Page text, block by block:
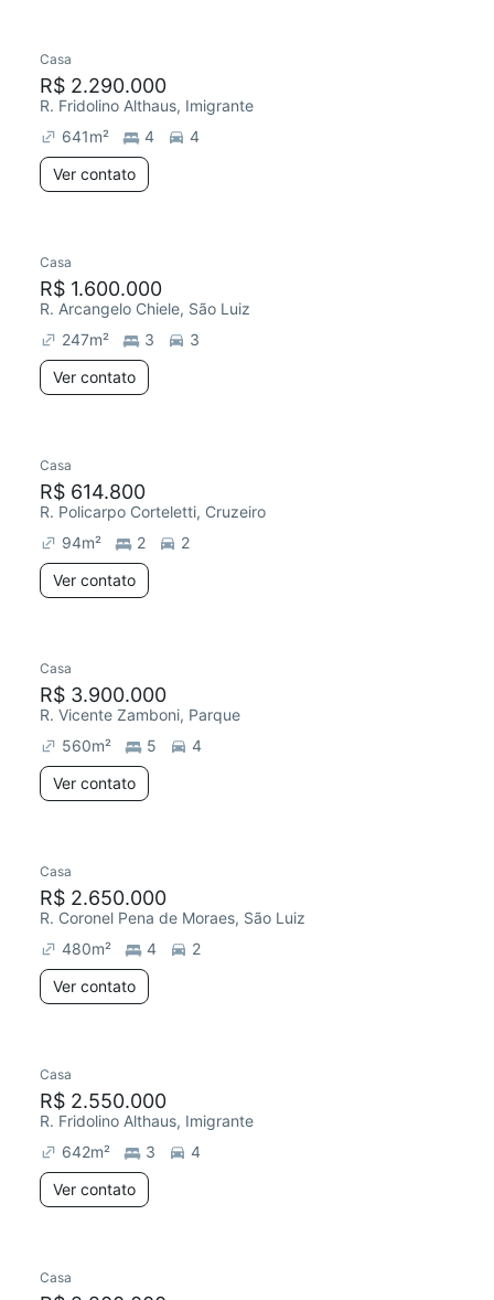
Casa
R$ 2.290.000
R. Fridolino Althaus, Imigrante
641m² 4
4
Ver contato
Casa
R$ 1.600.000
R. Arcangelo Chiele, São Luiz
247m² 3
3
Ver contato
Casa
R$ 614.800
R. Policarpo Corteletti, Cruzeiro
94m² 2
2
Ver contato
Casa
R$ 3.900.000
R. Vicente Zamboni, Parque
560m² 5
4
Ver contato
Casa
R$ 2.650.000
R. Coronel Pena de Moraes, São Luiz
480m² 4
2
Ver contato
Casa
R$ 2.550.000
R. Fridolino Althaus, Imigrante
642m² 3
4
Ver contato
Casa